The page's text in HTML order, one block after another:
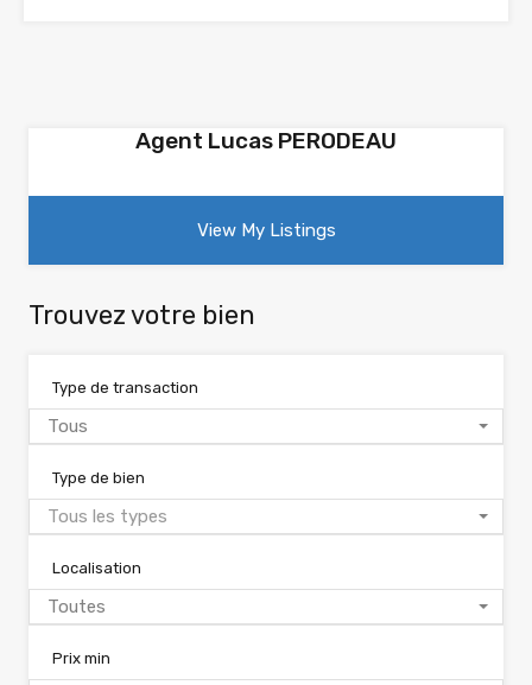
Agent Lucas PERODEAU
View My Listings
Trouvez votre bien
Type de transaction
Tous
Type de bien
Tous les types
Localisation
Toutes
Prix min